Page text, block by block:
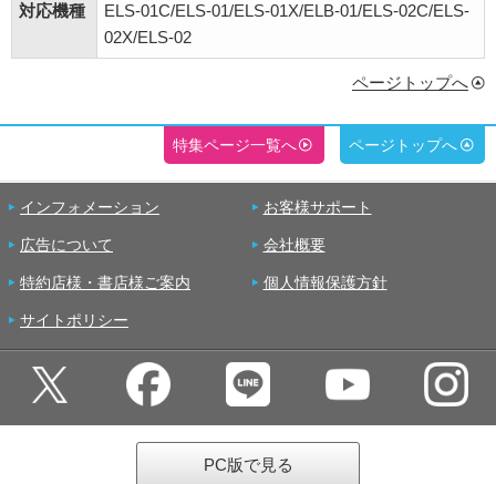
対応機種
ELS-01C/ELS-01/ELS-01X/ELB-01/ELS-02C/ELS-
02X/ELS-02
ページトップへ
特集ページ一覧へ ページトップへ
インフォメーション お客様サポート
広告について 会社概要
特約店様・書店様ご案内 個人情報保護方針
サイトポリシー
PC版で見る